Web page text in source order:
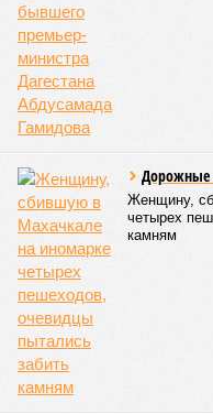
Дорожные
Женщину,
четырех
камням